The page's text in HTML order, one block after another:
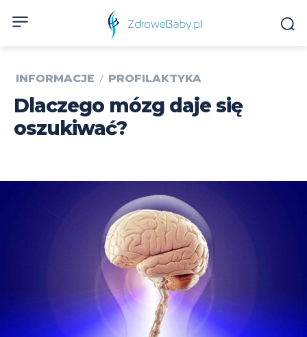
INFORMACJE PROFILAKTYKA
Dlaczego mózg daje się
oszukiwać?